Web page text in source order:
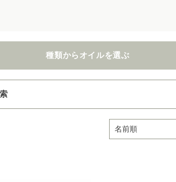
種類からオイルを選ぶ
択するたびに絞り込まれていき、項目内での